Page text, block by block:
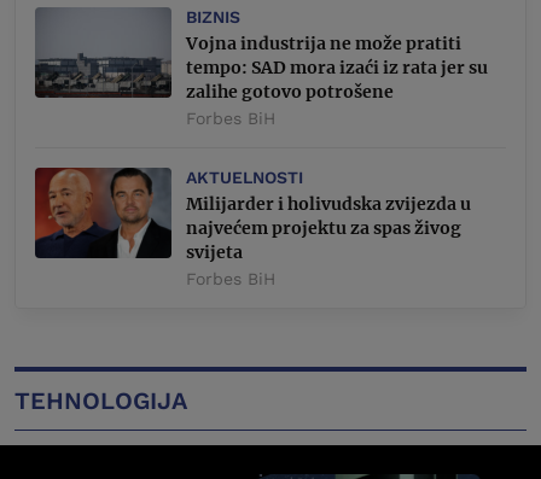
BIZNIS
Vojna industrija ne može pratiti
tempo: SAD mora izaći iz rata jer su
zalihe gotovo potrošene
Forbes BiH
AKTUELNOSTI
Milijarder i holivudska zvijezda u
najvećem projektu za spas živog
svijeta
Forbes BiH
TEHNOLOGIJA